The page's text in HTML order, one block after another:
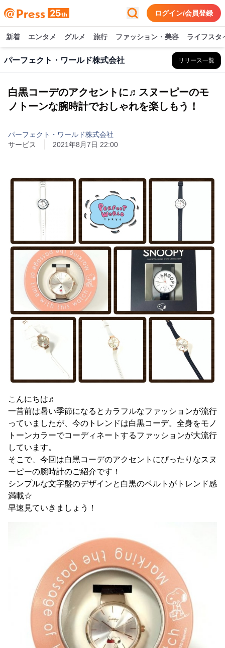
ログイン/会員登録
新着 エンタメ グルメ 旅行 ファッション・美容 ライフスタ
パーフェクト・ワールド株式会社 リリース一覧
白黒コーデのアクセントに♬スヌーピーのモ
ノトーンな腕時計でおしゃれを楽しもう！
パーフェクト・ワールド株式会社
サービス
2021年8月7日 22:00
こんにちは♬
一昔前は暑い季節になるとカラフルなファッションが流行
っていましたが、今のトレンドは白黒コーデ。全身をモノ
トーンカラーでコーディネートするファッションが大流行
しています。
そこで、今回は白黒コーデのアクセントにぴったりなスヌ
ーピーの腕時計のご紹介です！
シンプルな文字盤のデザインと白黒のベルトがトレンド感
満載☆
早速見ていきましょう！